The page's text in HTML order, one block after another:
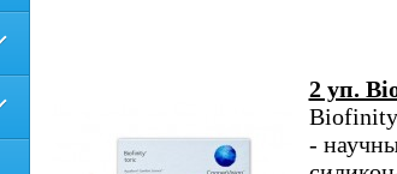
2 уп.
Biofinity
-